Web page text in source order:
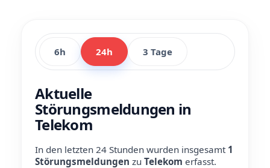
6h 24h 3 Tage
Aktuelle
Störungsmeldungen in
Telekom
In den letzten 24 Stunden wurden insgesamt 1
Störungsmeldungen zu Telekom erfasst.